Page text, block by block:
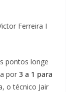
Ferreira I
pontos longe
por 3 a 1 para
o técnico Jair